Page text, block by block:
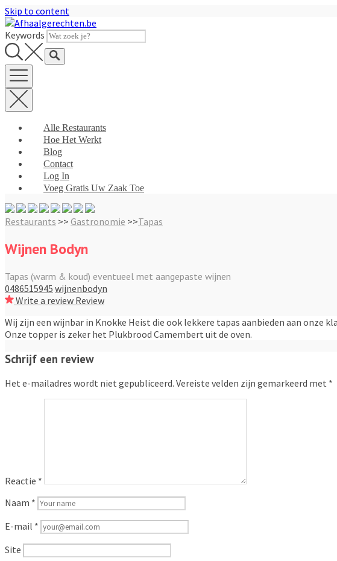
Skip to content
Keywords
Alle Restaurants
Hoe Het Werkt
Blog
Contact
Log In
Voeg Gratis Uw Zaak Toe
Restaurants >> Gastronomie >>Tapas
Wijnen Bodyn
Tapas (warm & koud) eventueel met aangepaste wijnen
0486515945 wijnenbodyn
Write a review Review
Wij zijn een wijnbar in Knokke Heist die ook lekkere tapas aanbieden aan onze
Onze topper is zeker het Plukbrood Camembert uit de oven.
Schrijf een review
Het e-mailadres wordt niet gepubliceerd. Vereiste velden zijn gemarkeerd met *
Reactie *
Naam *
E-mail *
Site